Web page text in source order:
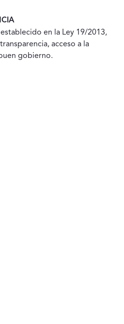
en la Ley 19/2013,
acceso a la
gobierno.